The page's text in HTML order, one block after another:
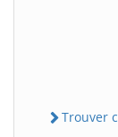
Trouver